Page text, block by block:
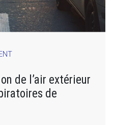
de l’air extérieur
de